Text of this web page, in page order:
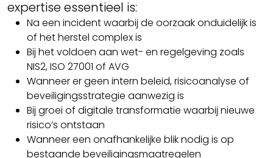
expertise essentieel is:
Na een incident waarbij de oorzaak onduidelijk is
of het herstel complex is
Bij het voldoen aan wet- en regelgeving zoals
NIS2, ISO 27001 of AVG
Wanneer er geen intern beleid, risicoanalyse of
beveiligingsstrategie aanwezig is
Bij groei of digitale transformatie waarbij nieuwe
risico’s ontstaan
Wanneer een onafhankelijke blik nodig is op
bestaande beveiligingsmaatregelen